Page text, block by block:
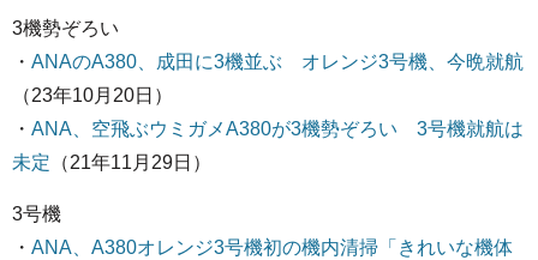
3機勢ぞろい
・ ANAのA380、成田に3機並ぶ オレンジ3号機、今晩就航
（23年10月20日）
・ ANA、空飛ぶウミガメA380が3機勢ぞろい 3号機就航は
未定 （21年11月29日）
3号機
・ ANA、A380オレンジ3号機初の機内清掃「きれいな機体